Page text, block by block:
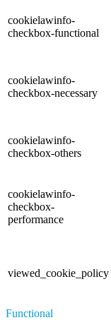
cookielawinfo-
checkbox-functional
cookielawinfo-
checkbox-necessary
cookielawinfo-
checkbox-others
cookielawinfo-
checkbox-
performance
viewed_cookie_policy
Functional